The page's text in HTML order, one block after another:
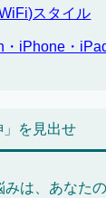
スタイル
・iPhone・
」を見出せ
みは、あなた